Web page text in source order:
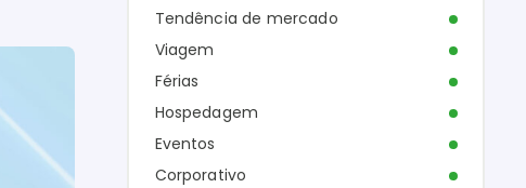
Tendência de mercado
Viagem
Férias
Hospedagem
Eventos
Corporativo